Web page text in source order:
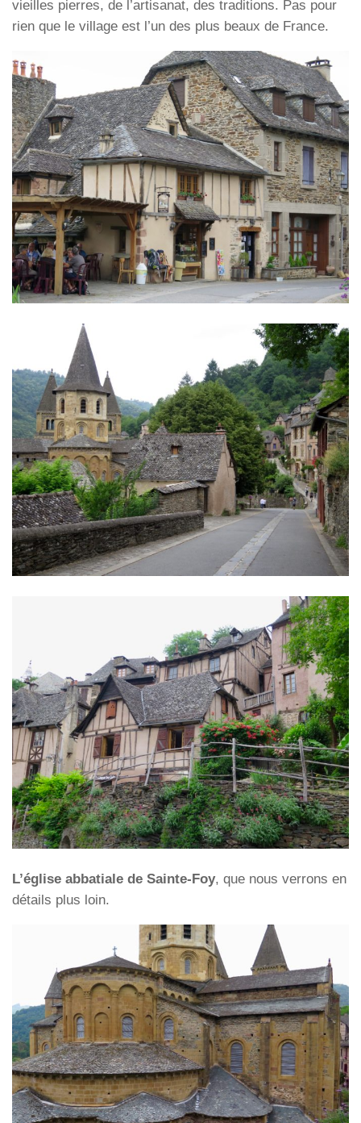
vieilles pierres, de l’artisanat, des traditions. Pas pour
rien que le village est l’un des plus beaux de France.
L’église abbatiale de Sainte-Foy, que nous verrons en
détails plus loin.